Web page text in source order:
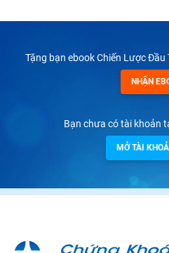
Tặng bạn ebook Chiến Lược Đầu
NHẬN
Bạn chưa có tài khoản
MỞ TÀI